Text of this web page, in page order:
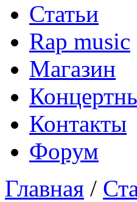
Статьи
Rap music
Магазин
Контакты
Форум
Главная /